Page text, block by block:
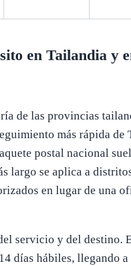
en Tailandia y
de las provincias
más rápida de
postal nacional
largo se aplica a
en lugar de una
servicio y del destino.
días hábiles, llegando a